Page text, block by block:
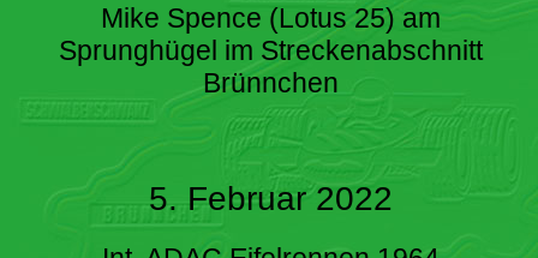
Mike Spence (Lotus 25) am
Sprunghügel im Streckenabschnitt
Brünnchen
5. Februar 2022